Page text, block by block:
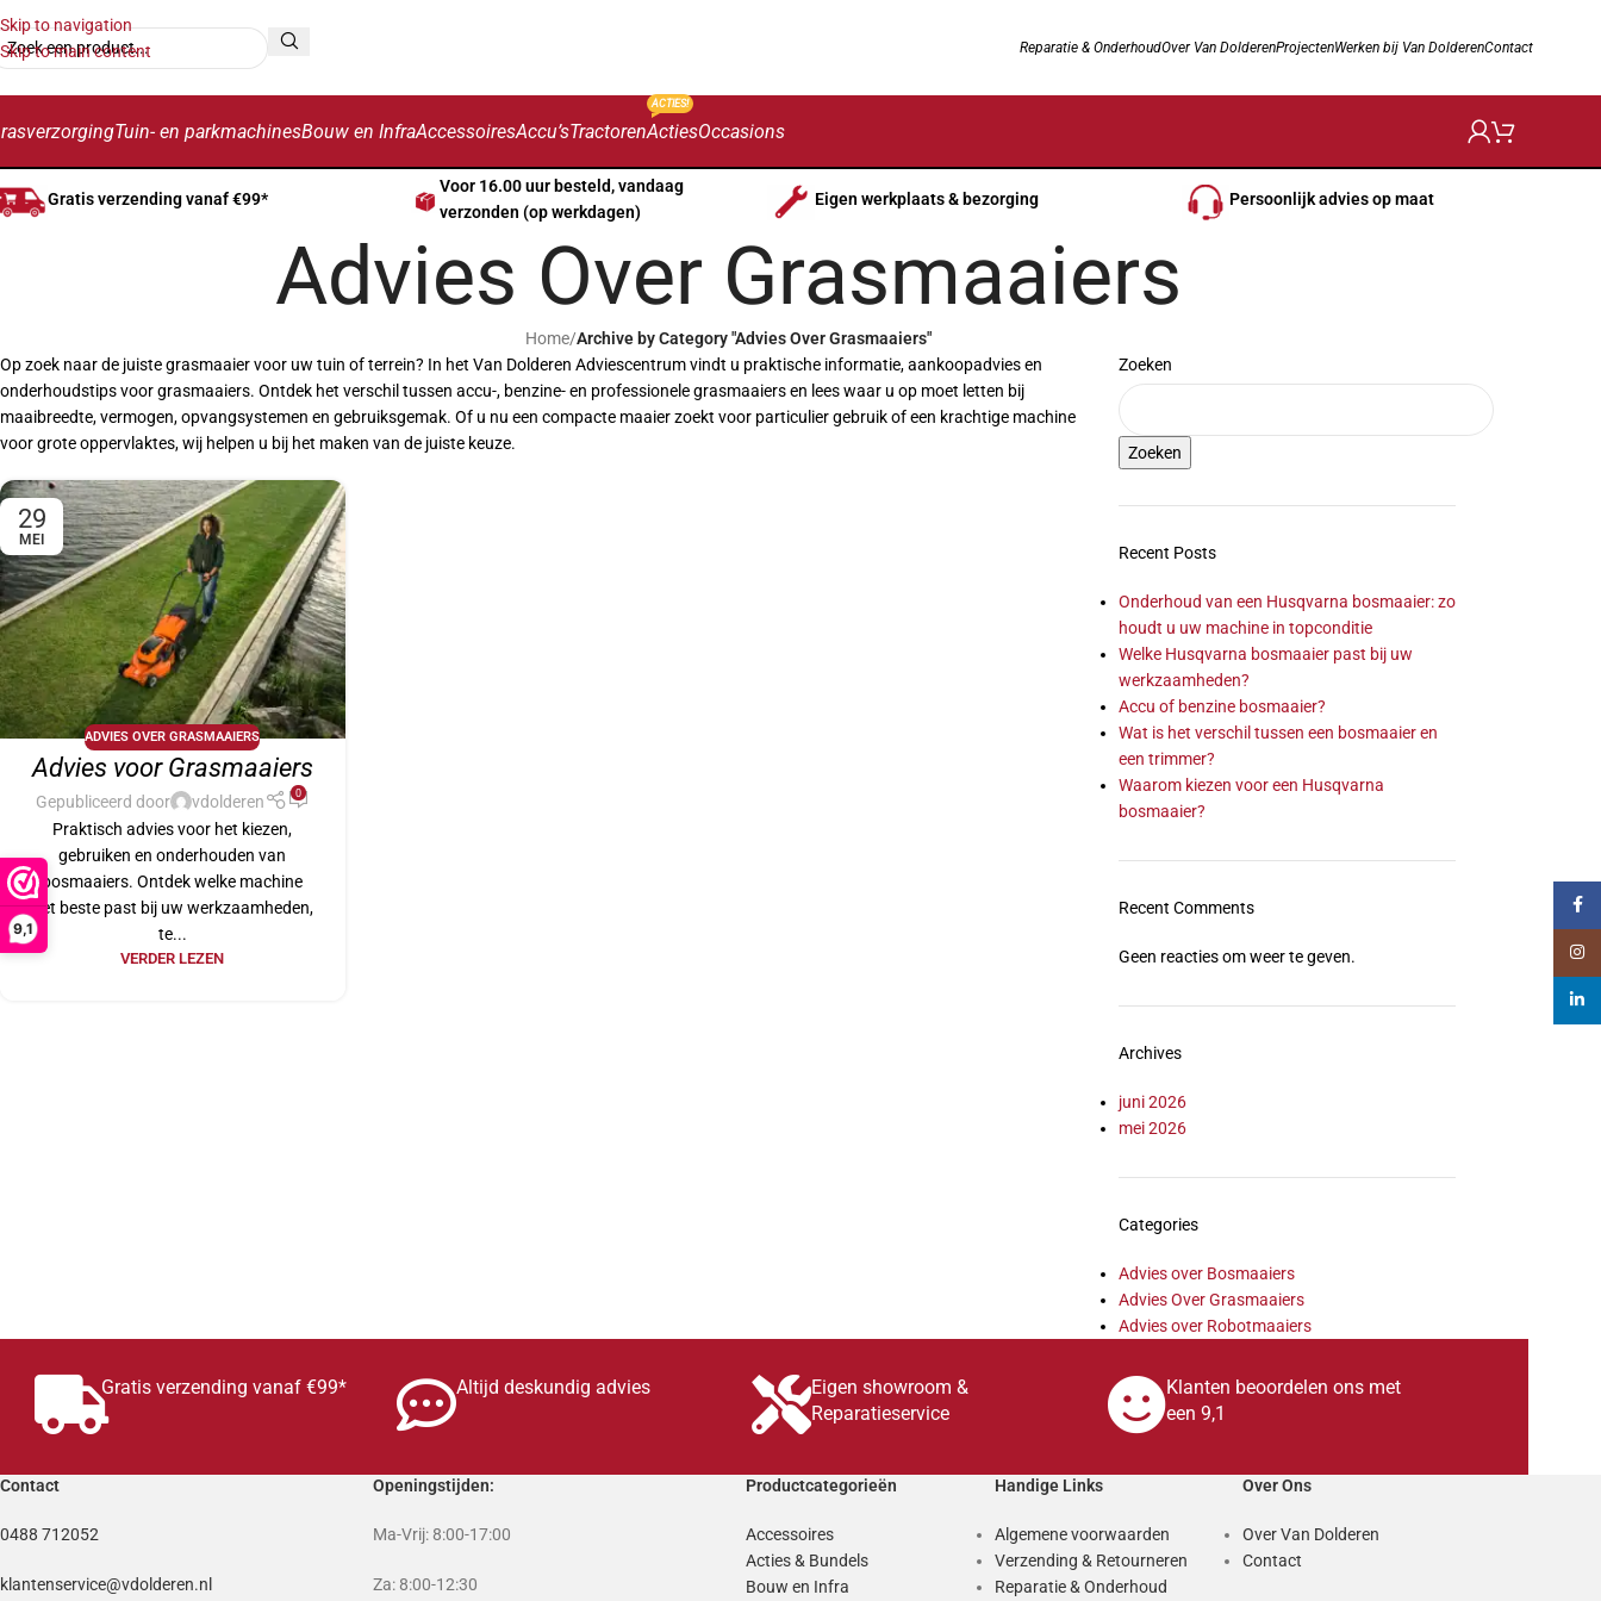
9,1
Skip to navigation
Skip to main content
Reparatie & OnderhoudOver Van DolderenProjectenWerken bij Van DolderenContact
Tuin- en parkmachinesBouw en InfraAccessoiresAccu’sTractorenActies
ACTIES!
Occasions
Gratis verzending vanaf €99*
Voor 16.00 uur besteld, vandaag
verzonden (op werkdagen)
Eigen werkplaats & bezorging Persoonlijk advies op maat
Advies Over Grasmaaiers
Home/Archive by Category "Advies Over Grasmaaiers"
Op zoek naar de juiste grasmaaier voor uw tuin of terrein? In het Van Dolderen Adviescentrum vindt u praktische informatie, aankoopadvies en
onderhoudstips voor grasmaaiers. Ontdek het verschil tussen accu-, benzine- en professionele grasmaaiers en lees waar u op moet letten bij
maaibreedte, vermogen, opvangsystemen en gebruiksgemak. Of u nu een compacte maaier zoekt voor particulier gebruik of een krachtige machine
voor grote oppervlaktes, wij helpen u bij het maken van de juiste keuze.
29
MEI
ADVIES OVER GRASMAAIERS
Advies voor Grasmaaiers
Gepubliceerd door vdolderen 0
Praktisch advies voor het kiezen,
gebruiken en onderhouden van
bosmaaiers. Ontdek welke machine
het beste past bij uw werkzaamheden,
te...
VERDER LEZEN
Zoeken
Zoeken
Recent Posts
Onderhoud van een Husqvarna bosmaaier: zo
houdt u uw machine in topconditie
Welke Husqvarna bosmaaier past bij uw
werkzaamheden?
Accu of benzine bosmaaier?
Wat is het verschil tussen een bosmaaier en
een trimmer?
Waarom kiezen voor een Husqvarna
bosmaaier?
Recent Comments
Geen reacties om weer te geven.
Archives
juni 2026
mei 2026
Categories
Advies over Bosmaaiers
Advies Over Grasmaaiers
Advies over Robotmaaiers
Gratis verzending vanaf €99* Altijd deskundig advies
Eigen showroom &
Reparatieservice
Klanten beoordelen ons met
een 9,1
Contact
0488 712052
klantenservice@vdolderen.nl
Openingstijden:
Ma-Vrij: 8:00-17:00
Za: 8:00-12:30
Productcategorieën
Accessoires
Acties & Bundels
Bouw en Infra
Handige Links
Algemene voorwaarden
Verzending & Retourneren
Reparatie & Onderhoud
Over Ons
Over Van Dolderen
Contact